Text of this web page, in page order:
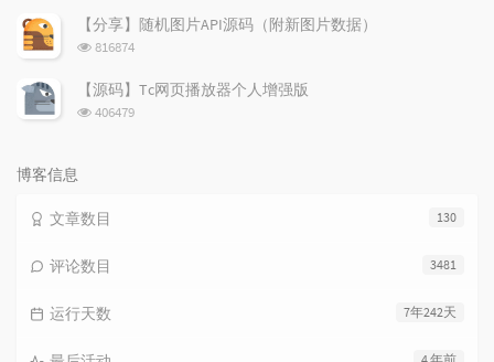
次
数:
【分享】随机图片API源码（附新图片数据）
浏
次
数:
816874
【源码】Tc网页播放器个人增强版
浏
406479
博客信息
130
文章数目
3481
评论数目
7年242天
运行天数